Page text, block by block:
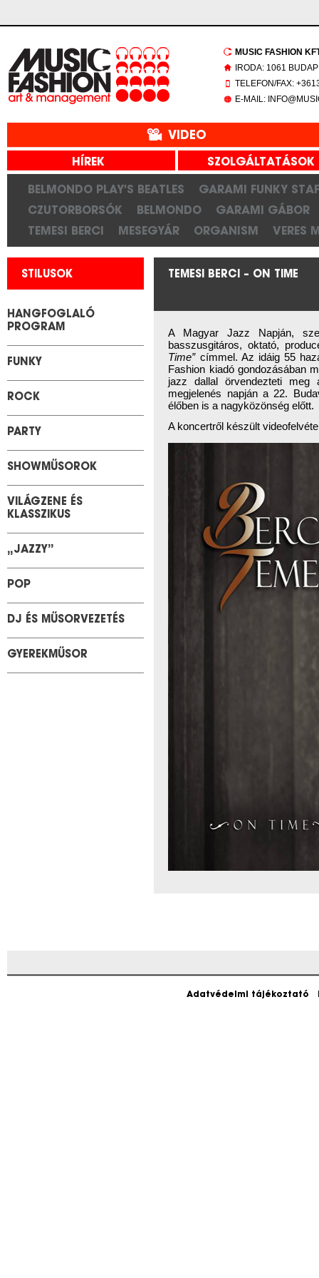
MUSIC FASHION
IRODA: 1061
TELEFON/FAX:
E-MAIL:
VIDEO
HÍREK SZOLGÁLTATÁSOK
BELMONDO PLAY'S BEATLES
GARAMI FUNKY
CZUTORBORSÓK
BELMONDO
GARAMI GÁBOR
TEMESI BERCI
MESEGYÁR ORGANISM VERES
STILUSOK
HANGFOGLALÓ
PROGRAM
FUNKY
ROCK
PARTY
SHOWMŰSOROK
VILÁGZENE ÉS
KLASSZIKUS
„JAZZY”
POP
DJ ÉS MŰSORVEZETÉS
GYEREKMŰSOR
TEMESI BERCI – ON TIME
A Magyar Jazz Napján,
basszusgitáros, oktató,
Time”címmel. Az idáig 55
Fashion kiadó gondozásában
jazz dallal örvendezteti
megjelenés napján a 22.
élőben is a nagyközönség előtt.
A koncertről készült
Adatvédelmi tájékoztató